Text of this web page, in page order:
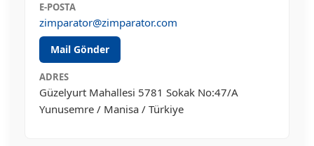
E-POSTA
zimparator@zimparator.com
Mail Gönder
ADRES
Güzelyurt Mahallesi 5781 Sokak No:47/A
Yunusemre / Manisa / Türkiye